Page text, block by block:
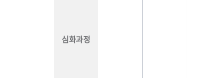
심화과정